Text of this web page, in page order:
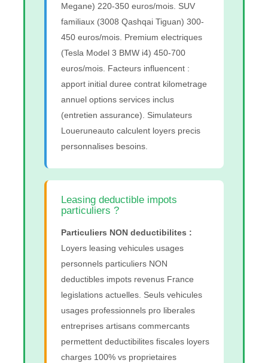
Megane) 220-350 euros/mois. SUV
familiaux (3008 Qashqai Tiguan) 300-
450 euros/mois. Premium electriques
(Tesla Model 3 BMW i4) 450-700
euros/mois. Facteurs influencent :
apport initial duree contrat kilometrage
annuel options services inclus
(entretien assurance). Simulateurs
Loueruneauto calculent loyers precis
personnalises besoins.
Leasing deductible impots
particuliers ?
Particuliers NON deductibilites :
Loyers leasing vehicules usages
personnels particuliers NON
deductibles impots revenus France
legislations actuelles. Seuls vehicules
usages professionnels pro liberales
entreprises artisans commercants
permettent deductibilites fiscales loyers
charges 100% vs proprietaires